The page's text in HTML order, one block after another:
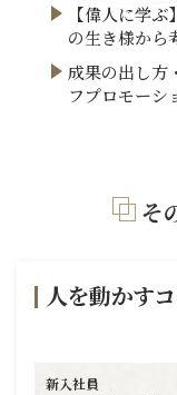
【偉人に学
の生き様から
成果の出し方
フプロモーシ
そ
人を動かす
新入社員